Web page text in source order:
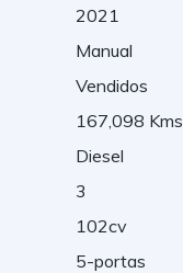
2021
Manual
Vendidos
167,098 Kms
Diesel
3
102cv
5-portas